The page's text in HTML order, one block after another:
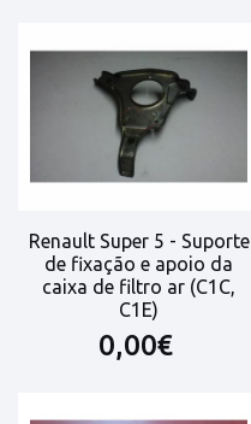
Renault Super 5 - Suporte
de fixação e apoio da
caixa de filtro ar (C1C,
C1E)
0,00€